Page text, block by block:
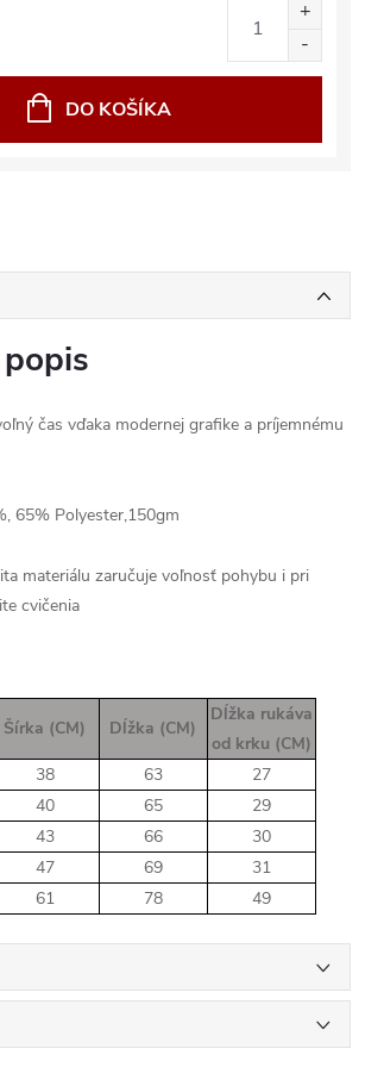
DO KOŠÍKA
čas vďaka modernej grafike a príjemnému
65% Polyester,150gm
materiálu zaručuje voľnosť pohybu i pri
cvičenia
Šírka (CM) Dĺžka (CM)
Dĺžka rukáva
od krku (CM)
38 63
27
40 65
29
43 66
30
47 69
31
61 78 49